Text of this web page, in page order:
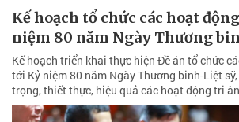
Kế hoạch tổ chức các hoạt
niệm 80 năm Ngày Thương
Kế hoạch triển khai thực hiện Đề án tổ chức
tới Kỷ niệm 80 năm Ngày Thương binh-Liệt
trọng, thiết thực, hiệu quả các hoạt động tri